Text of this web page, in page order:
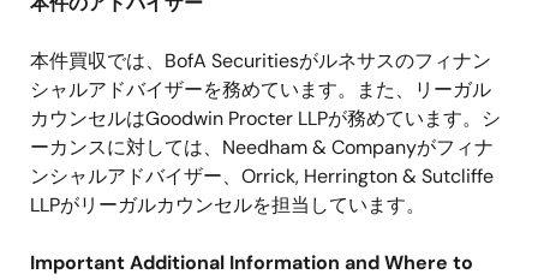
本件買収では、 BofA Securitiesがルネサスのフィナン
シャルアドバイザーを務めています。また、リーガル
カウンセルはGoodwin Procter LLPが務めています。シ
ーカンスに対しては、 Needham & Companyがフィナ
ンシャルアドバイザー、 Orrick, Herrington & Sutcliffe
LLPがリーガルカウンセルを担当しています。
Important Additional Information and Where to